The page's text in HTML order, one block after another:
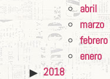
abril
marzo
febrero
enero
2018